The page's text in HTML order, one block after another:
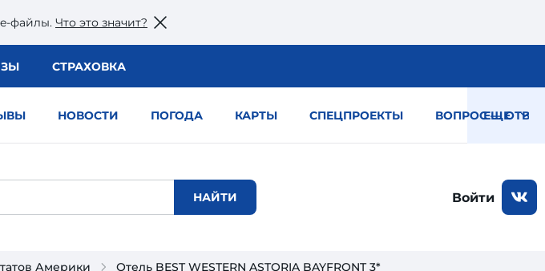
файлы. Что это значит?
СТРАХОВКА
НОВОСТИ ПОГОДА КАРТЫ СПЕЦПРОЕКТЫ ВОПРОС — ОТВЕТ
ЕЩЕ
Войти
Америки Отель BEST WESTERN ASTORIA BAYFRONT 3*